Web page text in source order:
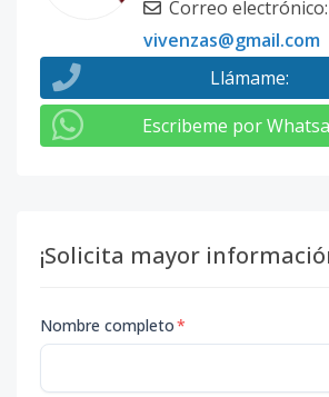
Correo electrónico:
vivenzas@gmail.com
Llámame:
Escribeme por
¡Solicita mayor
Nombre completo*